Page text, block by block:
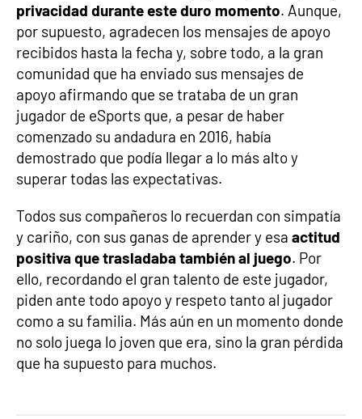
privacidad durante este duro momento. Aunque,
por supuesto, agradecen los mensajes de apoyo
recibidos hasta la fecha y, sobre todo, a la gran
comunidad que ha enviado sus mensajes de
apoyo afirmando que se trataba de un gran
jugador de eSports que, a pesar de haber
comenzado su andadura en 2016, había
demostrado que podía llegar a lo más alto y
superar todas las expectativas.
Todos sus compañeros lo recuerdan con simpatía
y cariño, con sus ganas de aprender y esa actitud
positiva que trasladaba también al juego. Por
ello, recordando el gran talento de este jugador,
piden ante todo apoyo y respeto tanto al jugador
como a su familia. Más aún en un momento donde
no solo juega lo joven que era, sino la gran pérdida
que ha supuesto para muchos.